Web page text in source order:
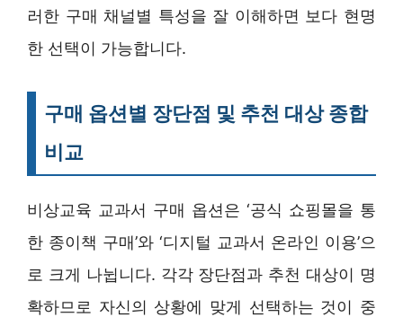
러한 구매 채널별 특성을 잘 이해하면 보다 현명
한 선택이 가능합니다.
구매 옵션별 장단점 및 추천 대상 종합
비교
비상교육 교과서 구매 옵션은 ‘공식 쇼핑몰을 통
한 종이책 구매’와 ‘디지털 교과서 온라인 이용’으
로 크게 나뉩니다. 각각 장단점과 추천 대상이 명
확하므로 자신의 상황에 맞게 선택하는 것이 중